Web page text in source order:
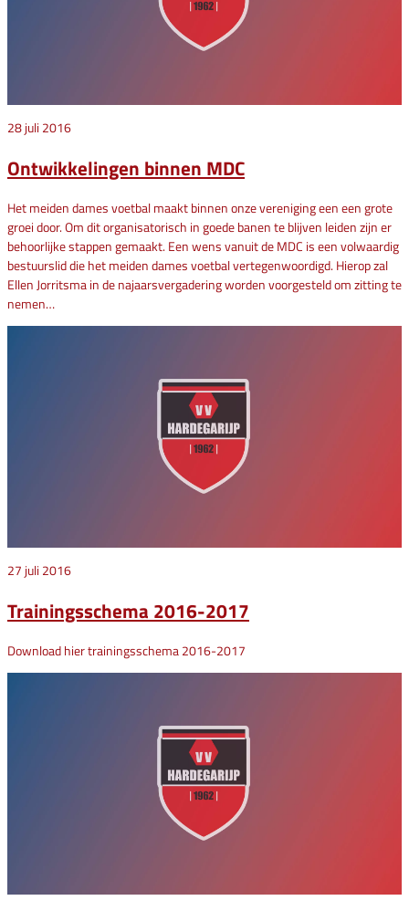
28 juli 2016
Ontwikkelingen binnen MDC
Het meiden dames voetbal maakt binnen onze vereniging een een grote
groei door. Om dit organisatorisch in goede banen te blijven leiden zijn er
behoorlijke stappen gemaakt. Een wens vanuit de MDC is een volwaardig
bestuurslid die het meiden dames voetbal vertegenwoordigd. Hierop zal
Ellen Jorritsma in de najaarsvergadering worden voorgesteld om zitting te
nemen…
27 juli 2016
Trainingsschema 2016-2017
Download hier trainingsschema 2016-2017